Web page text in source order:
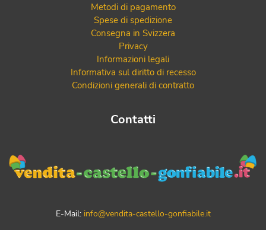
Metodi di pagamento
Spese di spedizione
Consegna in Svizzera
Privacy
Informazioni legali
Informativa sul diritto di recesso
Condizioni generali di contratto
Contatti
E-Mail: info@vendita-castello-gonfiabile.it